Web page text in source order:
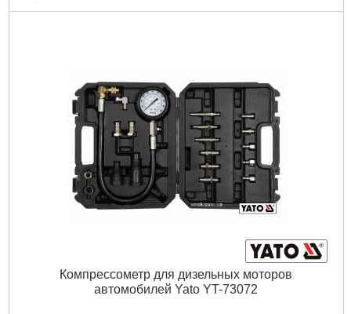
Код товара: 10.34.14
Подробнее...
Компрессометр для дизельных моторов
автомобилей Yato YT-73072